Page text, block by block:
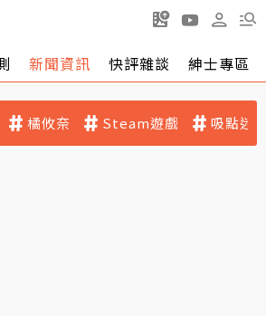
新聞資訊 快評雜談 紳士專區
橘攸奈 Steam遊戲 吸點迷